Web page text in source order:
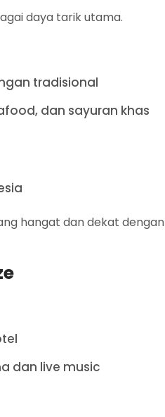
daya tarik utama.
tradisional
dan sayuran khas
hangat dan dekat dengan
dan live music